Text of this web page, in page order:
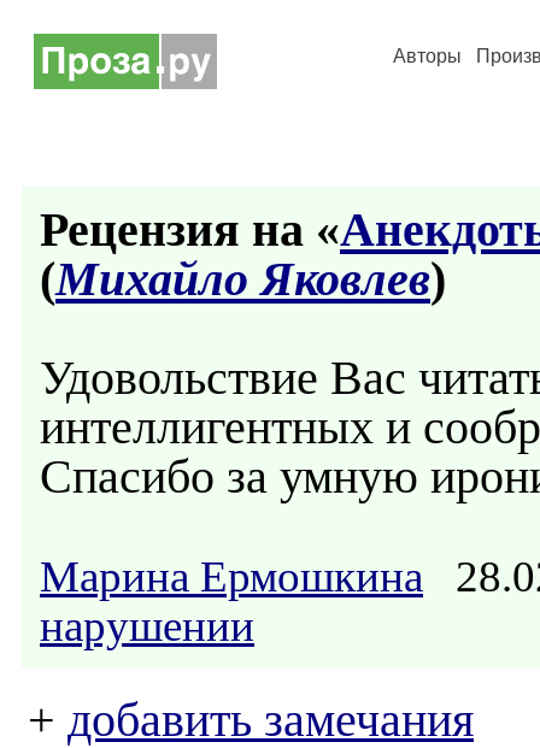
Авторы
Рецензия на «
(Михайло Яковлев)
Удовольствие Вас
интеллигентных и
Спасибо за умную
Марина Ермошкина
нарушении
+ добавить замечания